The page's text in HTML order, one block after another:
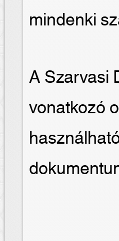
mindenki
A Szarvasi
vonatkozó